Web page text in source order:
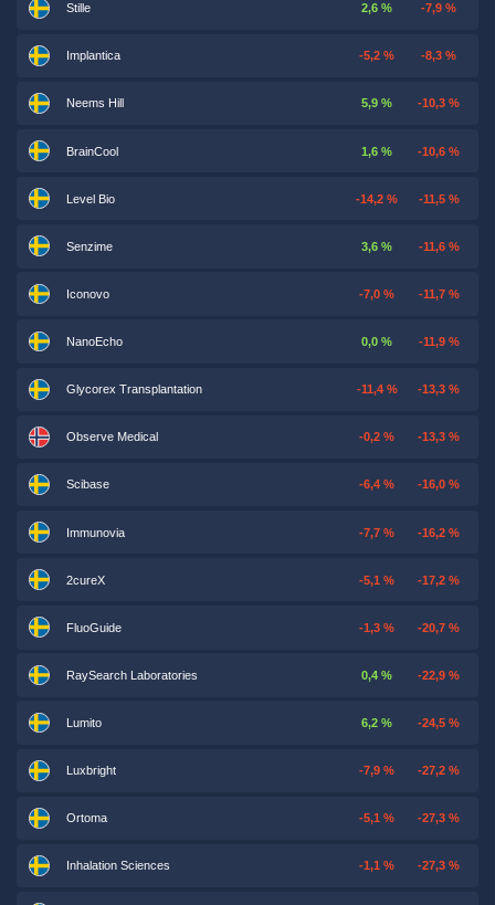
Stille 2,6 % -7,9 %
Implantica -5,2 % -8,3 %
Neems Hill 5,9 % -10,3 %
BrainCool 1,6 % -10,6 %
Level Bio -14,2 % -11,5 %
Senzime 3,6 % -11,6 %
Iconovo -7,0 % -11,7 %
NanoEcho 0,0 % -11,9 %
Glycorex Transplantation -11,4 % -13,3 %
Observe Medical -0,2 % -13,3 %
Scibase -6,4 % -16,0 %
Immunovia -7,7 % -16,2 %
2cureX -5,1 % -17,2 %
FluoGuide -1,3 % -20,7 %
RaySearch Laboratories 0,4 % -22,9 %
Lumito 6,2 % -24,5 %
Luxbright -7,9 % -27,2 %
Ortoma -5,1 % -27,3 %
Inhalation Sciences -1,1 % -27,3 %